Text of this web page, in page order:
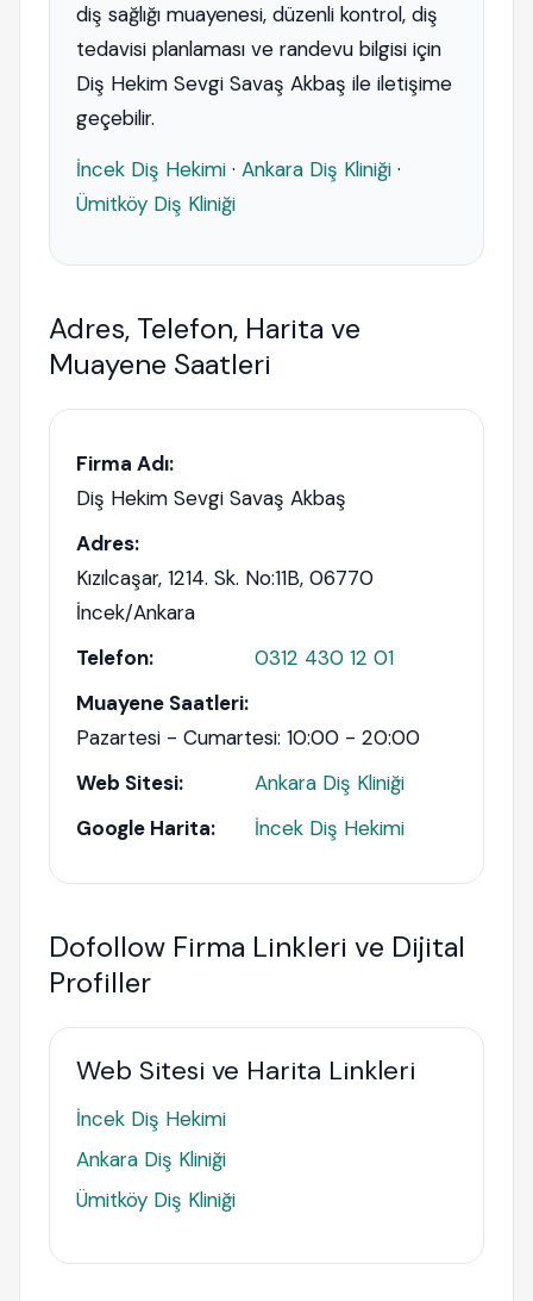
diş sağlığı muayenesi, düzenli kontrol, diş
tedavisi planlaması ve randevu bilgisi için
Diş Hekim Sevgi Savaş Akbaş ile iletişime
geçebilir.
İncek Diş Hekimi · Ankara Diş Kliniği ·
Ümitköy Diş Kliniği
Adres, Telefon, Harita ve
Muayene Saatleri
Firma Adı:
Diş Hekim Sevgi Savaş Akbaş
Adres:
Kızılcaşar, 1214. Sk. No:11B, 06770
İncek/Ankara
Telefon:
0312 430 12 01
Muayene Saatleri:
Pazartesi - Cumartesi: 10:00 - 20:00
Web Sitesi:
Ankara Diş Kliniği
Google Harita:
İncek Diş Hekimi
Dofollow Firma Linkleri ve Dijital
Profiller
Web Sitesi ve Harita Linkleri
İncek Diş Hekimi
Ankara Diş Kliniği
Ümitköy Diş Kliniği